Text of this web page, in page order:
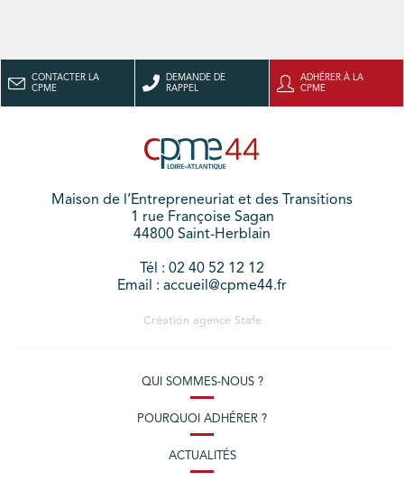
CONTACTER LA
CPME
DEMANDE DE
RAPPEL
ADHÉRER À LA
CPME
Maison de l’Entrepreneuriat et des Transitions
1 rue Françoise Sagan
44800 Saint-Herblain
Tél : 02 40 52 12 12
Email : accueil@cpme44.fr
Création agence Stafe
QUI SOMMES-NOUS ?
POURQUOI ADHÉRER ?
ACTUALITÉS